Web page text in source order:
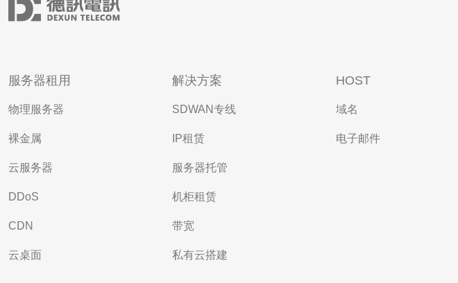
服务器租用
物理服务器
裸金属
云服务器
DDoS
CDN
云桌面
解决方案
SDWAN专线
IP租赁
服务器托管
机柜租赁
带宽
私有云搭建
HOST
域名
电子邮件